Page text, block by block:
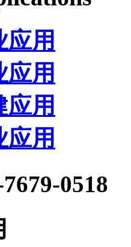
用
应用
用
用
0518